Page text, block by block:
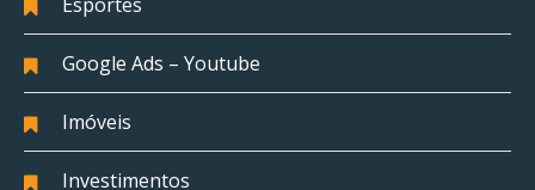
Google Ads – Youtube
Imóveis
Investimentos